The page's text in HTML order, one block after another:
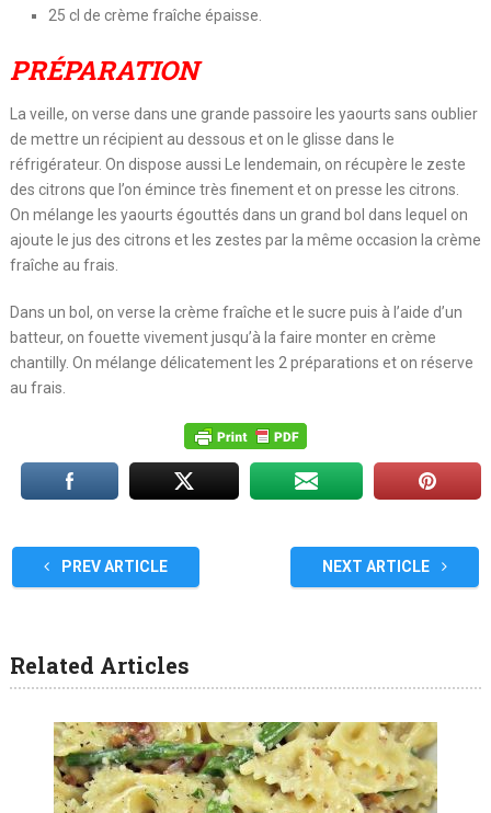
25 cl de crème fraîche épaisse.
PRÉPARATION
La veille, on verse dans une grande passoire les yaourts sans oublier
de mettre un récipient au dessous et on le glisse dans le
réfrigérateur. On dispose aussi Le lendemain, on récupère le zeste
des citrons que l’on émince très finement et on presse les citrons.
On mélange les yaourts égouttés dans un grand bol dans lequel on
ajoute le jus des citrons et les zestes par la même occasion la crème
fraîche au frais.
Dans un bol, on verse la crème fraîche et le sucre puis à l’aide d’un
batteur, on fouette vivement jusqu’à la faire monter en crème
chantilly. On mélange délicatement les 2 préparations et on réserve
au frais.
PREV ARTICLE NEXT ARTICLE
Related Articles